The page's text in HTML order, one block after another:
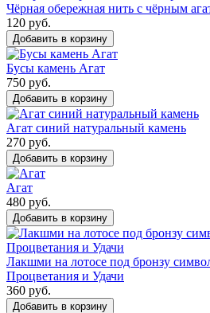
Чёрная обережная нить с чёрным
120 руб.
Добавить в корзину
Бусы камень Агат
750 руб.
Добавить в корзину
Агат синий натуральный камень
270 руб.
Добавить в корзину
Агат
480 руб.
Добавить в корзину
Лакшми на лотосе под бронзу
Процветания и Удачи
360 руб.
Добавить в корзину